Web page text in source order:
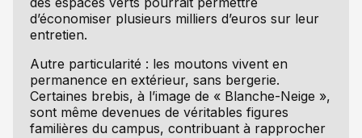
d’économiser plusieurs milliers d’euros sur leur
entretien.
Autre particularité : les moutons vivent en
permanence en extérieur, sans bergerie.
Certaines brebis, à l’image de « Blanche-Neige »,
sont même devenues de véritables figures
familières du campus, contribuant à rapprocher